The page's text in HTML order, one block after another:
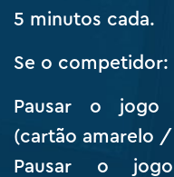
5 minutos cada.
Se o competidor:
Pausar o jogo
(cartão amarelo
Pausar o